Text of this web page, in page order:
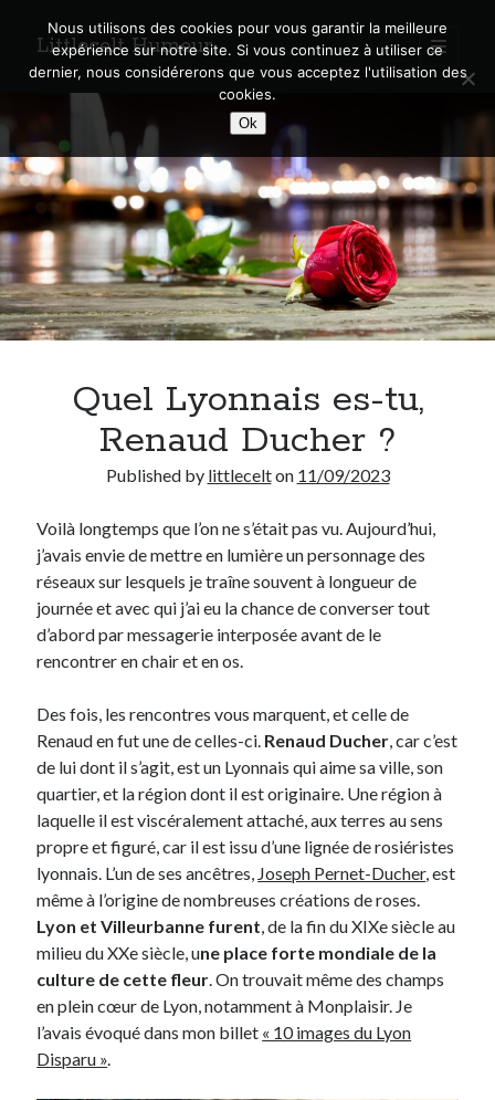
Littlecelt Humeur
open
primary
menu
Sidebar
Recherche sur le blog
Search
Derniers articles
Municipales 2026 : Lyon, Métropole et Caluire, mon choix pour l’avenir
Quel Lyonnais es-tu, Renaud Ducher ?
A quand une véritable place pour le vélo à Caluire dans la Métropole de
Comment je vis ma vie sur un vélo
Derniers Commentaires
Entretien ménagerdansT’as vu quoi ? #52
JFdansC’était pas mieux avant… à Lyon
littleceltdansComment j’ai opéré ma vélorution toute personnelle
AnthonydansComment j’ai opéré ma vélorution toute personnelle
personnelle
Commentaires récents
Entretien ménager dans
T’as vu quoi ? #52
JF
C’était pas mieux avant… à Lyon
littlecelt
dans
Comment j’ai opéré ma vélorution toute personnelle
Anthony
dansComment j’ai opéré ma vélorution toute personnelle
Renaud Ducher dans
Comment j’ai opéré ma vélorution toute
personnelle
On parle de quoi ?
Quel Lyonnais es-tu,
Renaud Ducher ?
Published by littlecelton 11/09/2023
Voilà longtemps que l’on ne s’était pas vu. Aujourd’hui,
j’avais envie de mettre en lumière un personnage des
réseaux sur lesquels je traîne souvent à longueur de
journée et avec qui j’ai eu la chance de converser tout
d’abord par messagerie interposée avant de le
rencontrer en chair et en os.
Des fois, les rencontres vous marquent, et celle de
Renaud en fut une de celles-ci. Renaud Ducher, car c’est
de lui dont il s’agit, est un Lyonnais qui aime sa ville, son
quartier, et la région dont il est originaire. Une région à
laquelle il est viscéralement attaché, aux terres au sens
propre et figuré, car il est issu d’une lignée de rosiéristes
lyonnais. L’un de ses ancêtres, Joseph Pernet-Ducher, est
même à l’origine de nombreuses créations de roses.
Lyon et Villeurbanne furent, de la fin du XIXe siècle au
milieu du XXe siècle, une place forte mondiale de la
culture de cette fleur. On trouvait même des champs
en plein cœur de Lyon, notamment à Monplaisir. Je
l’avais évoqué dans mon billet « 10 images du Lyon
Disparu ».
Nous utilisons des cookies pour vous garantir la meilleure
expérience sur notre site. Si vous continuez à utiliser ce
dernier, nous considérerons que vous acceptez l'utilisation des
cookies.
Ok